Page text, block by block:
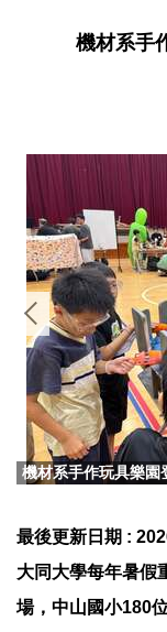
機材系手
機材系手作玩具樂園
最後更新日期 :
大同大學每年暑假
場，中山國小180